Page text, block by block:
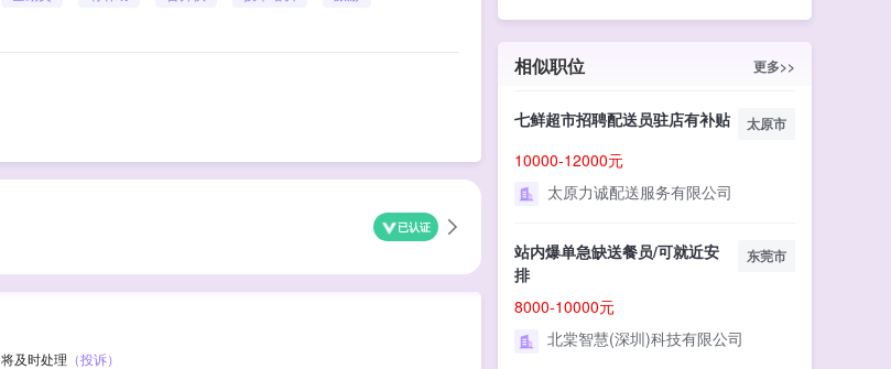
已认证
及时处理 （投诉）
相似职位 更多>>
七鲜超市招聘配送员驻店有补贴 太原市
10000-12000元
太原力诚配送服务有限公司
站内爆单急缺送餐员/可就近安
排
东莞市
8000-10000元
北棠智慧(深圳)科技有限公司